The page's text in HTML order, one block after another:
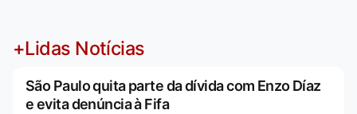
+Lidas Notícias
São Paulo quita parte da dívida com Enzo Díaz
e evita denúncia à Fifa